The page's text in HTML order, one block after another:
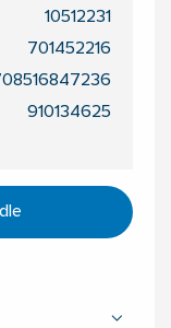
10512231
701452216
910134625